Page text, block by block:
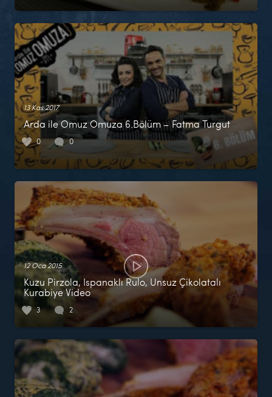
13 Kas 2017
Arda ile Omuz Omuza 6.Bölüm – Fatma Turgut
0 0
12 Oca 2015
Kuzu Pirzola, Ispanaklı Rulo, Unsuz Çikolatalı
Kurabiye Video
3 2